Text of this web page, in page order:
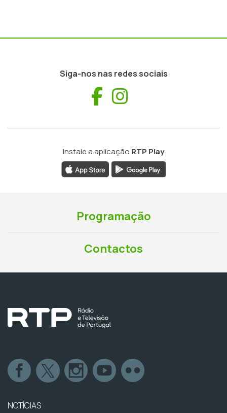
Siga-nos nas redes sociais
Facebook
Instale a aplicação RTP Play
Programação
Contactos
NOTÍCIAS